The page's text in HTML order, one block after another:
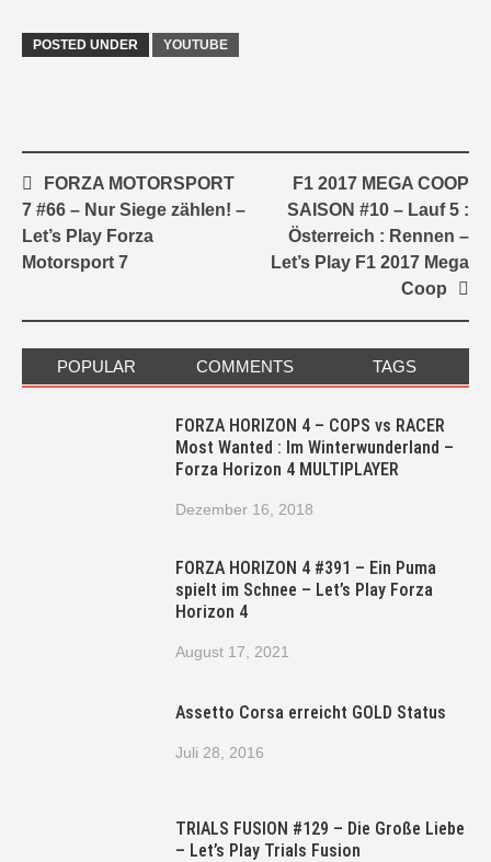
POSTED UNDER YOUTUBE
Post
navigation
FORZA MOTORSPORT
7 #66 – Nur Siege zählen! –
Let’s Play Forza
Motorsport 7
F1 2017 MEGA COOP
SAISON #10 – Lauf 5 :
Österreich : Rennen –
Let’s Play F1 2017 Mega
Coop
POPULAR COMMENTS TAGS
FORZA HORIZON 4 – COPS vs RACER
Most Wanted : Im Winterwunderland –
Forza Horizon 4 MULTIPLAYER
Dezember 16, 2018
FORZA HORIZON 4 #391 – Ein Puma
spielt im Schnee – Let’s Play Forza
Horizon 4
August 17, 2021
Assetto Corsa erreicht GOLD Status
Juli 28, 2016
TRIALS FUSION #129 – Die Große Liebe
– Let’s Play Trials Fusion